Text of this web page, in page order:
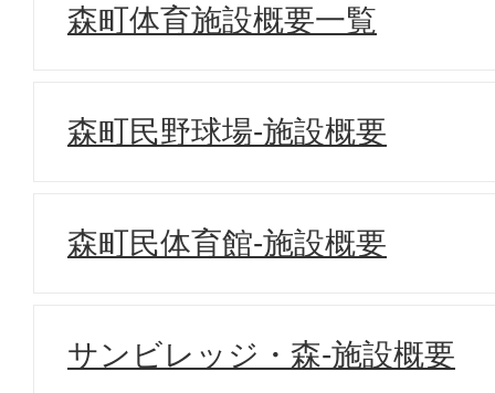
森町体育施設概要一覧
森町民野球場-施設概要
森町民体育館-施設概要
サンビレッジ・森-施設概要